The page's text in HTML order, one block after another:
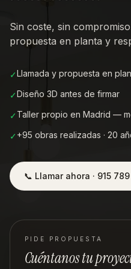
Sin coste, sin
propuesta en planta y
✓Llamada y propuesta en
✓Diseño 3D antes de firmar
✓Taller propio en Madrid —
✓+95 obras realizadas · 20
📞 Llamar ahora · 915 789
PIDE PROPUESTA
Cuéntanos tu